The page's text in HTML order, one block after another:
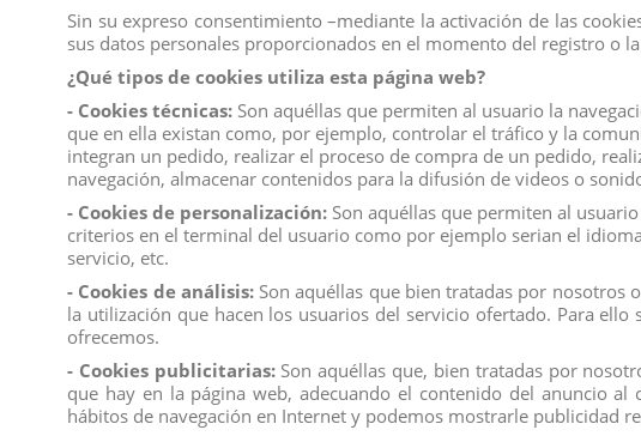
SOBRES NERF PISTOLA CLIP
CHARMS, EXP 36 UDS
View
10006 TORO BRAVO CASTAÑO
TROTANDO DEQUBE
View
Sin su expreso consentimiento –mediante la activación de las
sus datos personales proporcionados en el momento del registro o
¿Qué tipos de cookies utiliza esta página web?
- Cookies técnicas: Son aquéllas que permiten al usuario la
que en ella existan como, por ejemplo, controlar el tráfico y la
integran un pedido, realizar el proceso de compra de un pedido,
navegación, almacenar contenidos para la difusión de videos o
- Cookies de personalización: Son aquéllas que permiten al
criterios en el terminal del usuario como por ejemplo serian el
servicio, etc.
- Cookies de análisis:Son aquéllas que bien tratadas por nosotros
la utilización que hacen los usuarios del servicio ofertado. Para
ofrecemos.
- Cookies publicitarias:Son aquéllas que, bien tratadas por
que hay en la página web, adecuando el contenido del anuncio
hábitos de navegación en Internet y podemos mostrarle publicidad